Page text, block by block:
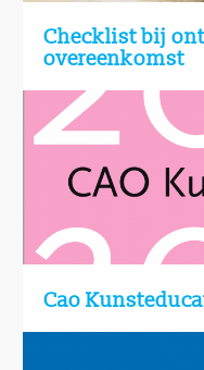
Checklist bij
overeenkomst
Cao